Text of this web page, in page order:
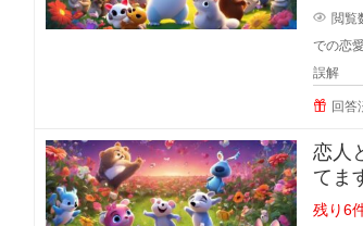
閲覧
での恋
誤解
回答
恋人
てま
やろ
残り6